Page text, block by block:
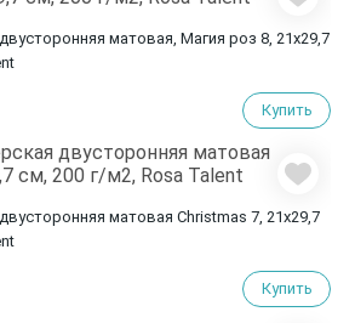
матовая, Магия роз 8, 21х29,7
Купить
матовая Christmas 7, 21х29,7
Купить